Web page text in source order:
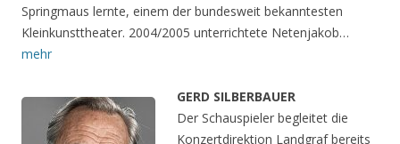
Springmaus lernte, einem der bundesweit bekanntesten
Kleinkunsttheater. 2004/2005 unterrichtete Netenjakob…
mehr
GERD SILBERBAUER
Der Schauspieler begleitet die
Konzertdirektion Landgraf bereits